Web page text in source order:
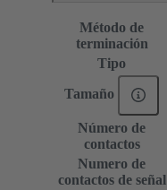
Método de
terminación
Tipo
Tamaño
Número de
contactos
Numero de
contactos de señal